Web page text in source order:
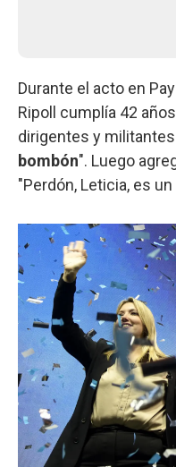
Durante el acto en
Ripoll cumplía 42
dirigentes y
bombón". Luego
"Perdón, Leticia, es